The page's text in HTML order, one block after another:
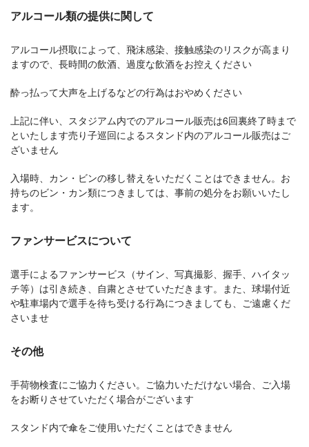
アルコール類の提供に関して
アルコール摂取によって、飛沫感染、接触感染のリスクが高まり
ますので、長時間の飲酒、過度な飲酒をお控えください
酔っ払って大声を上げるなどの行為はおやめください
上記に伴い、スタジアム内でのアルコール販売は6回裏終了時まで
といたします売り子巡回によるスタンド内のアルコール販売はご
ざいません
入場時、カン・ビンの移し替えをいただくことはできません。お
持ちのビン・カン類につきましては、事前の処分をお願いいたし
ます。
ファンサービスについて
選手によるファンサービス（サイン、写真撮影、握手、ハイタッ
チ等）は引き続き、自粛とさせていただきます。また、球場付近
や駐車場内で選手を待ち受ける行為につきましても、ご遠慮くだ
さいませ
その他
手荷物検査にご協力ください。ご協力いただけない場合、ご入場
をお断りさせていただく場合がございます
スタンド内で傘をご使用いただくことはできません